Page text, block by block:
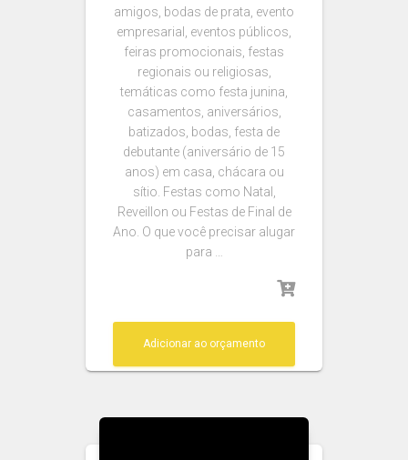
amigos, bodas de prata, evento
empresarial, eventos públicos,
feiras promocionais, festas
regionais ou religiosas,
temáticas como festa junina,
casamentos, aniversários,
batizados, bodas, festa de
debutante (aniversário de 15
anos) em casa, chácara ou
sítio. Festas como Natal,
Reveillon ou Festas de Final de
Ano. O que você precisar alugar
para …
Adicionar ao orçamento